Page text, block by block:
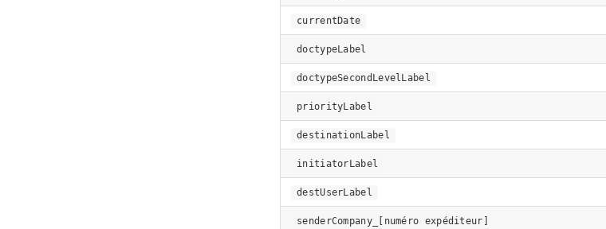
currentDate
doctypeLabel
doctypeSecondLevelLabel
priorityLabel
destinationLabel
initiatorLabel
destUserLabel
senderCompany_[numéro expéditeur]